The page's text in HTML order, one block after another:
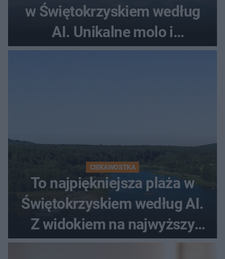
w Świętokrzyskiem według
AI. Unikalne molo i
promenada
CIEKAWOSTKA
To najpiękniejsza plaża w
Świętokrzyskiem według AI.
Z widokiem na najwyższy
szczyt Gór Świętokrzyskich